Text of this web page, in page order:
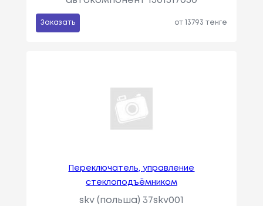
Заказать от 13793 тенге
Переключатель, управление
стеклоподъёмником
skv (польша) 37skv001